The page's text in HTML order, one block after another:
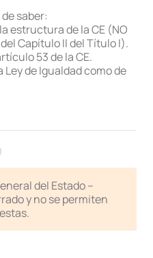
saber:
estructura de la CE (NO
Capítulo II del Título I).
53 de la CE.
de Igualdad como de
del Estado –
y no se permiten